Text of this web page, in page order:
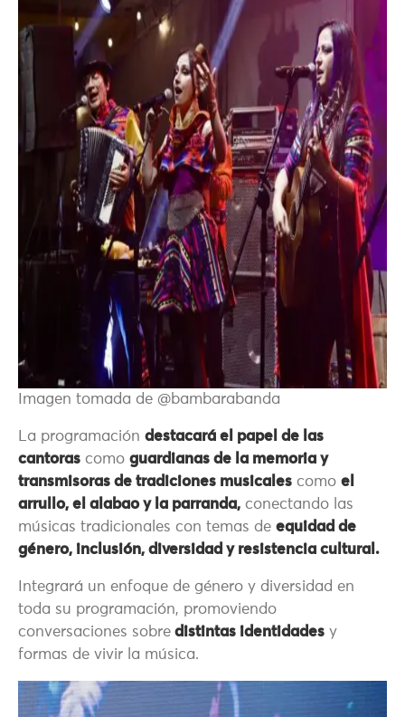
Imagen tomada de @bambarabanda
La programación destacará el papel de las
cantoras como guardianas de la memoria y
transmisoras de tradiciones musicales como el
arrullo, el alabao y la parranda, conectando las
músicas tradicionales con temas de equidad de
género, inclusión, diversidad y resistencia cultural.
Integrará un enfoque de género y diversidad en
toda su programación, promoviendo
conversaciones sobre distintas identidades y
formas de vivir la música.